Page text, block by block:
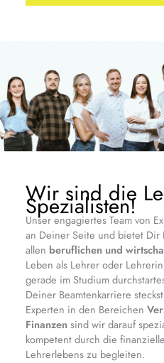
Wir sind die
Spezialisten!
Unser engagiertes Team von
an Deiner Seite und bietet Dir
allen beruflichen und
Leben als Lehrer oder
gerade im Studium
Deiner Beamtenkarriere
Experten in den Bereichen
Finanzensind wir darauf
kompetent durch die
Lehrerlebens zu begleiten.